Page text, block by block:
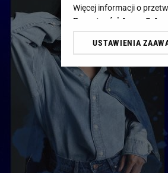
Więcej informacji o
Prywatności Agora S.A.
Klikając „Akceptuję”
dotyczące plików cookie,
odnośnik „Ustawienia
plików cookie możliwa
My, nasi Zaufani
Użycie dokładnych
Przechowywanie
badnie odbiorców i
USTAWIENIA